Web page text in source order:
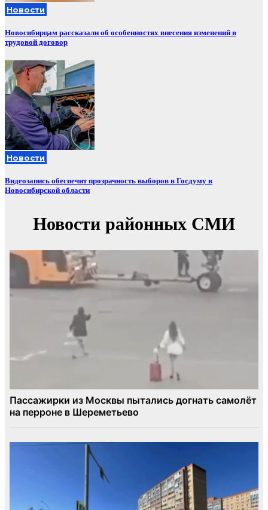
Новости
Новосибирцам рассказали об особенностях внесения изменений в
трудовой договор
Новости
Видеозапись обеспечит прозрачность выборов в Госдуму в
Новосибирской области